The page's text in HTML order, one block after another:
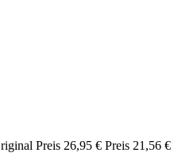
Preis 26,95 € Preis 21,56 €